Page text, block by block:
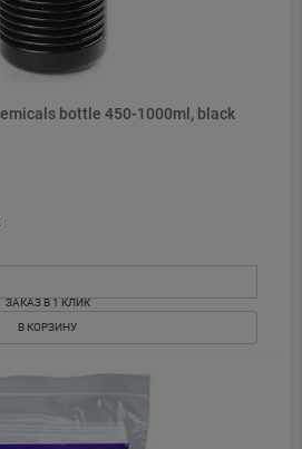
bottle 450-1000ml, black
ЗАКАЗ В 1 КЛИК
В КОРЗИНУ